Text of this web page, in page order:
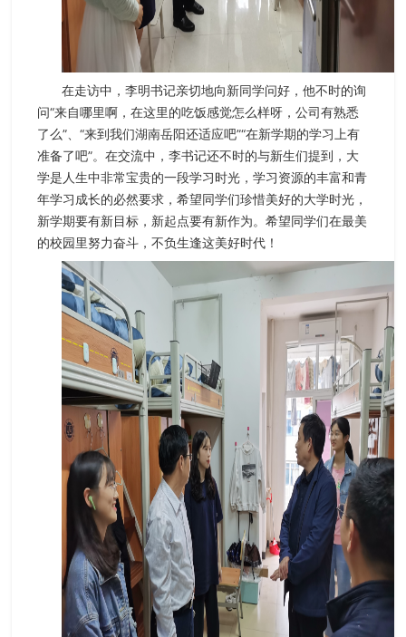
在走访中，李明书记亲切地向新同学问好，他不时的询
问“来自哪里啊，在这里的吃饭感觉怎么样呀，公司有熟悉
了么”、“来到我们湖南岳阳还适应吧”“在新学期的学习上有
准备了吧”。在交流中，李书记还不时的与新生们提到，大
学是人生中非常宝贵的一段学习时光，学习资源的丰富和青
年学习成长的必然要求，希望同学们珍惜美好的大学时光，
新学期要有新目标，新起点要有新作为。希望同学们在最美
的校园里努力奋斗，不负生逢这美好时代！